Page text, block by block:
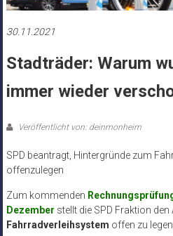
30.11.2021
Stadträder: Warum
immer wieder
Veröffentlicht von: deinmonheim
SPD beantragt, Hintergründe zum
offenzulegen
Zum kommenden
Dezember stellt die SPD Fraktion
Fahrradverleihsystem offen zu legen.